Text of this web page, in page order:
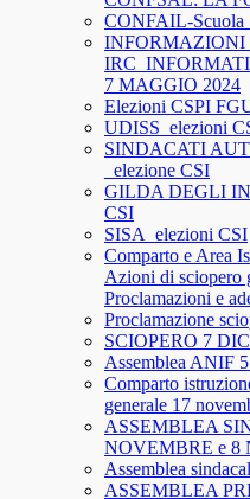
CONFAIL-
INFORMAZIONI
7 MAGGIO 2024
Elezioni CSPI
UDISS_elezioni
SINDACATI
_elezione CSI
GILDA DEGLI
CSI
SISA_elezioni CSI
Comparto e Area
Azioni di sciopero
Proclamazioni e
Proclamazione
SCIOPERO 7
Assemblea ANIF
Comparto
generale 17
ASSEMBLEA
NOVEMBRE e 8
Assemblea
ASSEMBLEA